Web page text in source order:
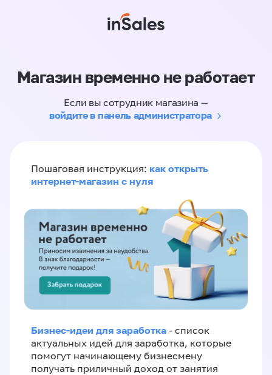
Магазин временно не работает
Если вы сотрудник магазина —
войдите в панель администратора
Пошаговая инструкция: как открыть
интернет-магазин с нуля
Бизнес-идеи для заработка - список
актуальных идей для заработка, которые
помогут начинающему бизнесмену
получать приличный доход от занятия